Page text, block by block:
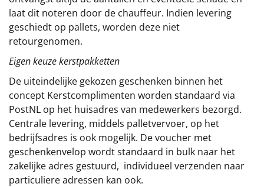
laat dit noteren door de chauffeur. Indien levering
geschiedt op pallets, worden deze niet
retourgenomen.
Eigen keuze kerstpakketten
De uiteindelijke gekozen geschenken binnen het
concept Kerstcomplimenten worden standaard via
PostNL op het huisadres van medewerkers bezorgd.
Centrale levering, middels palletvervoer, op het
bedrijfsadres is ook mogelijk. De voucher met
geschenkenvelop wordt standaard in bulk naar het
zakelijke adres gestuurd, individueel verzenden naar
particuliere adressen kan ook.